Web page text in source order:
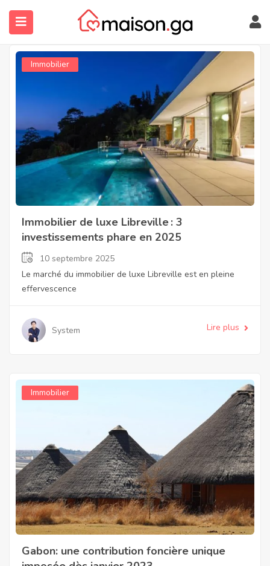
(À Propos)
Immobilier
Immobilier de luxe Libreville : 3
investissements phare en 2025
10 septembre 2025
Le marché du immobilier de luxe Libreville est en pleine
effervescence
System Lire plus
Immobilier
Gabon: une contribution foncière unique